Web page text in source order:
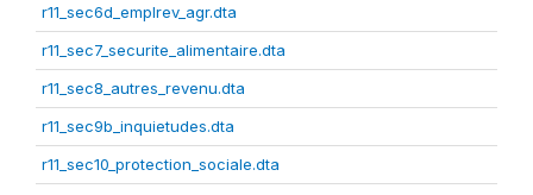
r11_sec6d_emplrev_agr.dta
r11_sec7_securite_alimentaire.dta
r11_sec8_autres_revenu.dta
r11_sec9b_inquietudes.dta
r11_sec10_protection_sociale.dta